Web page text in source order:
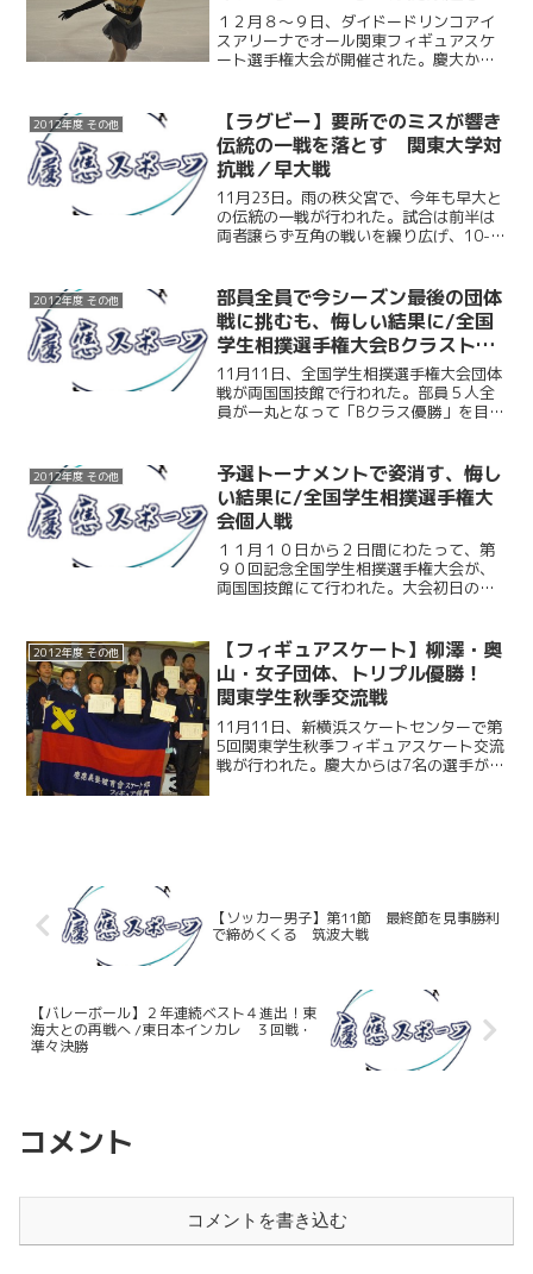
大会
１２月８～９日、ダイドードリンコアイ
スアリーナでオール関東フィギュアスケ
ート選手権大会が開催された。慶大から
～9日・宇都宮）前の最後の大会となっ
た。両者とも1ヶ月前に...
2012年度 その他
【ラグビー】要所でのミスが響き
伝統の一戦を落とす 関東大学対
抗戦／早大戦
11月23日。雨の秩父宮で、今年も早大と
の伝統の一戦が行われた。試合は前半は
両者譲らず互角の戦いを繰り広げ、10-
ことで、何度か巡ってきたチャンスをも
のにできない。結...
2012年度 その他
部員全員で今シーズン最後の団体
戦に挑むも、悔しい結果に/全国
学生相撲選手権大会Bクラストー
ナメント
11月11日、全国学生相撲選手権大会団体
戦が両国国技館で行われた。部員５人全
員が一丸となって「Bクラス優勝」を目指
し続く２回戦。相手は夏の大会で勝った
早大。勝てない相手...
2012年度 その他
予選トーナメントで姿消す、悔し
い結果に/全国学生相撲選手権大
会個人戦
１１月１０日から２日間にわたって、第
９０回記念全国学生相撲選手権大会が、
両国国技館にて行われた。大会初日の個
の２回戦で、他の４選手は初戦で敗退
と、芳しいものとはならなか...
2012年度 その他
【フィギュアスケート】柳澤・奥
山・女子団体、トリプル優勝！
関東学生秋季交流戦
11月11日、新横浜スケートセンターで第
5回関東学生秋季フィギュアスケート交流
戦が行われた。慶大からは7名の選手が出
【ソッカー男子】第11節 最終節を見事勝利
で締めくくる 筑波大戦
【バレーボール】２年連続ベスト４進出！東
海大との再戦へ /東日本インカレ ３回戦・
準々決勝
コメント
コメントを書き込む